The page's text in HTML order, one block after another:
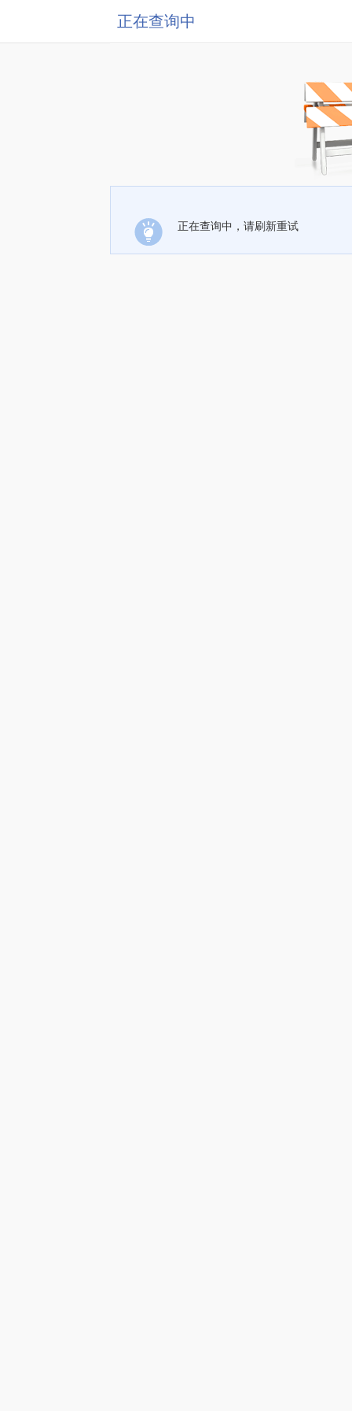
正在查询中
正在查询中，请刷新重试